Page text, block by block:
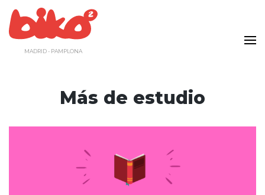
contenido
MADRID - PAMPLONA
Más de estudio